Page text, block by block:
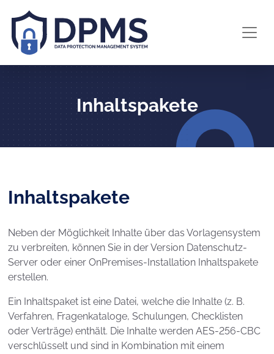
Inhaltspakete
Inhaltspakete
Neben der Möglichkeit Inhalte über das Vorlagensystem
zu verbreiten, können Sie in der Version Datenschutz-
Server oder einer OnPremises-Installation Inhaltspakete
erstellen.
Ein Inhaltspaket ist eine Datei, welche die Inhalte (z. B.
Verfahren, Fragenkataloge, Schulungen, Checklisten
oder Verträge) enthält. Die Inhalte werden AES-256-CBC
verschlüsselt und sind in Kombination mit einem